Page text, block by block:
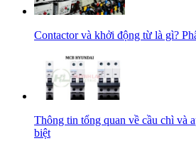
Contactor và khởi động từ là gì?
Thông tin tổng quan về cầu chì và
biệt